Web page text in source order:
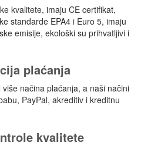
kvalitete, imaju CE certifikat,
standarde EPA4 i Euro 5, imaju
emisije, ekološki su prihvatljivi i
plaćanja
više načina plaćanja, a naši načini
PayPal, akreditiv i kreditnu
kvalitete